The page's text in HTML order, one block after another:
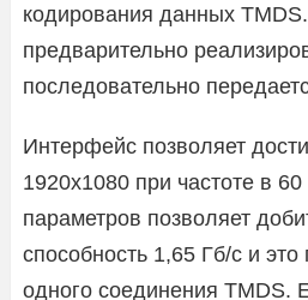
кодирования данных
предварительно
последовательно
Интерфейс позволяет
1920х1080 при частоте в 60
параметров позволяет
способность 1,65 Гб/с и
одного соединения TMDS.